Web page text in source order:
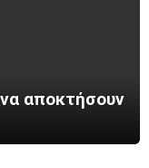
αποκτήσουν